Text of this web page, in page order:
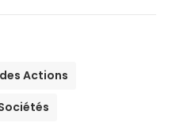
Actions